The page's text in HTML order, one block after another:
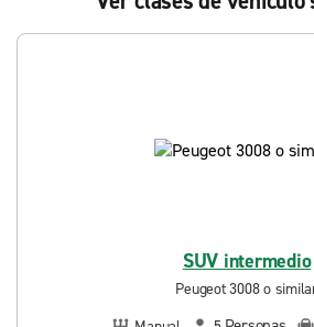
SUV intermedio
Peugeot 3008 o